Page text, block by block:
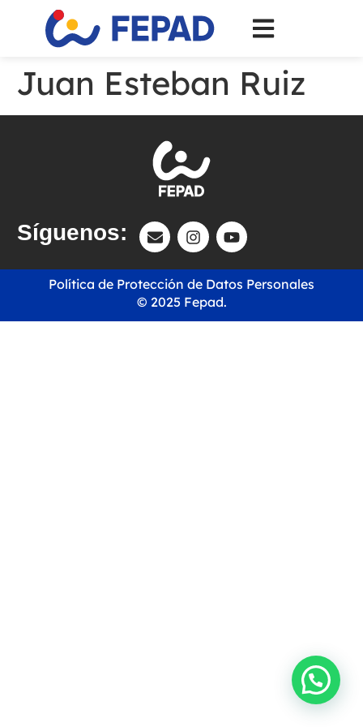
Juan Esteban Ruiz
Síguenos:
© 2025 Fepad.
Política de Protección de Datos Personales